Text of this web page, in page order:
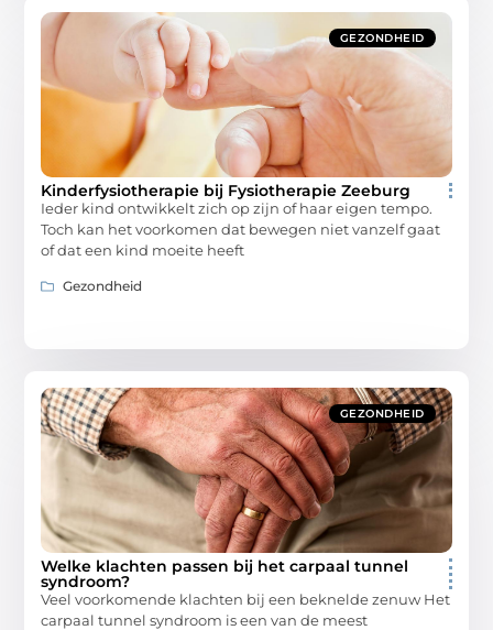
GEZONDHEID
Kinderfysiotherapie bij Fysiotherapie Zeeburg
Ieder kind ontwikkelt zich op zijn of haar eigen tempo.
Toch kan het voorkomen dat bewegen niet vanzelf gaat
of dat een kind moeite heeft
Gezondheid
GEZONDHEID
Welke klachten passen bij het carpaal tunnel
syndroom?
Veel voorkomende klachten bij een beknelde zenuw Het
carpaal tunnel syndroom is een van de meest